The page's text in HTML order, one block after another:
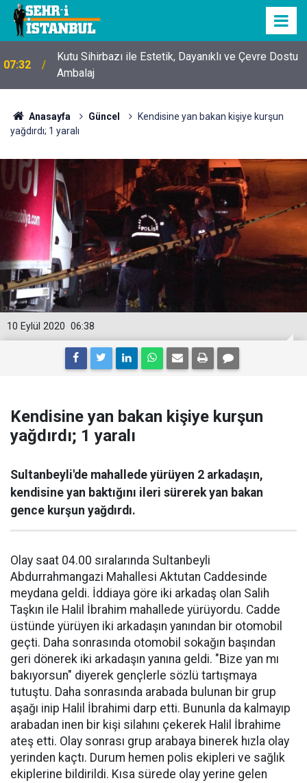
07:32
Kutu Sihirbazı ile Estetik, Dayanıklı ve Çevre Dostu
Ambalaj
Anasayfa Güncel
Kendisine yan bakan kişiye kurşun
yağdırdı; 1 yaralı
06:38
10 Eylül 2020
Kendisine yan bakan kişiye kurşun
yağdırdı; 1 yaralı
Sultanbeyli'de mahallede yürüyen 2 arkadaşın,
kendisine yan baktığını ileri sürerek yan bakan
gence kurşun yağdırdı.
Olay saat 04.00 sıralarında Sultanbeyli
Abdurrahmangazi Mahallesi Aktutan Caddesinde
meydana geldi. İddiaya göre iki arkadaş olan Salih
Taşkın ile Halil İbrahim mahallede yürüyordu. Cadde
üstünde yürüyen iki arkadaşın yanından bir otomobil
geçti. Daha sonrasında otomobil sokağın başından
geri dönerek iki arkadaşın yanına geldi. "Bize yan mı
bakıyorsun" diyerek gençlerle sözlü tartışmaya
tutuştu. Daha sonrasında arabada bulunan bir grup
aşağı inip Halil İbrahimi darp etti. Bununla da kalmayıp
arabadan inen bir kişi silahını çekerek Halil İbrahime
ateş etti. Olay sonrası grup arabaya binerek hızla olay
yerinden kaçtı. Durum hemen polis ekipleri ve sağlık
ekiplerine bildirildi. Kısa sürede olay yerine gelen